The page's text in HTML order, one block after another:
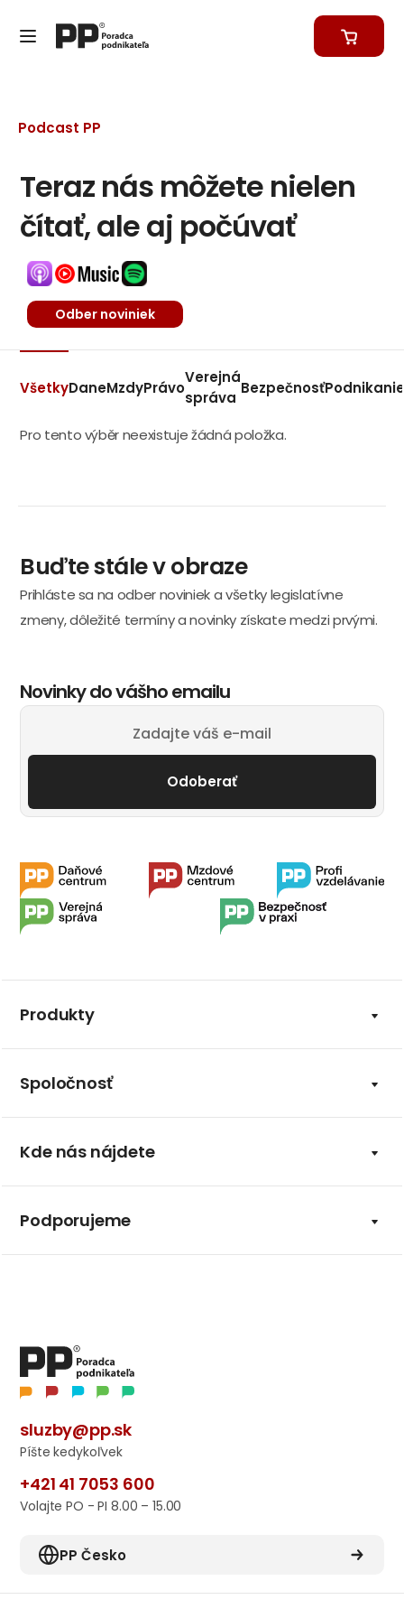
Podcast PP
Teraz nás môžete nielen
čítať, ale aj počúvať
Odber noviniek
VšetkyDaneMzdyPrávo
Verejná
správa
Bezpečnosť
Pro tento výběr neexistuje žádná položka.
Buďte stále v obraze
Prihláste sa na odber noviniek a všetky legislatívne
zmeny, dôležité termíny a novinky získate medzi prvými.
Novinky do vášho emailu
Odoberať
Produkty
Spoločnosť
Kde nás nájdete
Podporujeme
sluzby@pp.sk
Píšte kedykoľvek
+421 41 7053 600
Volajte PO - PI 8.00 – 15.00
PP Česko